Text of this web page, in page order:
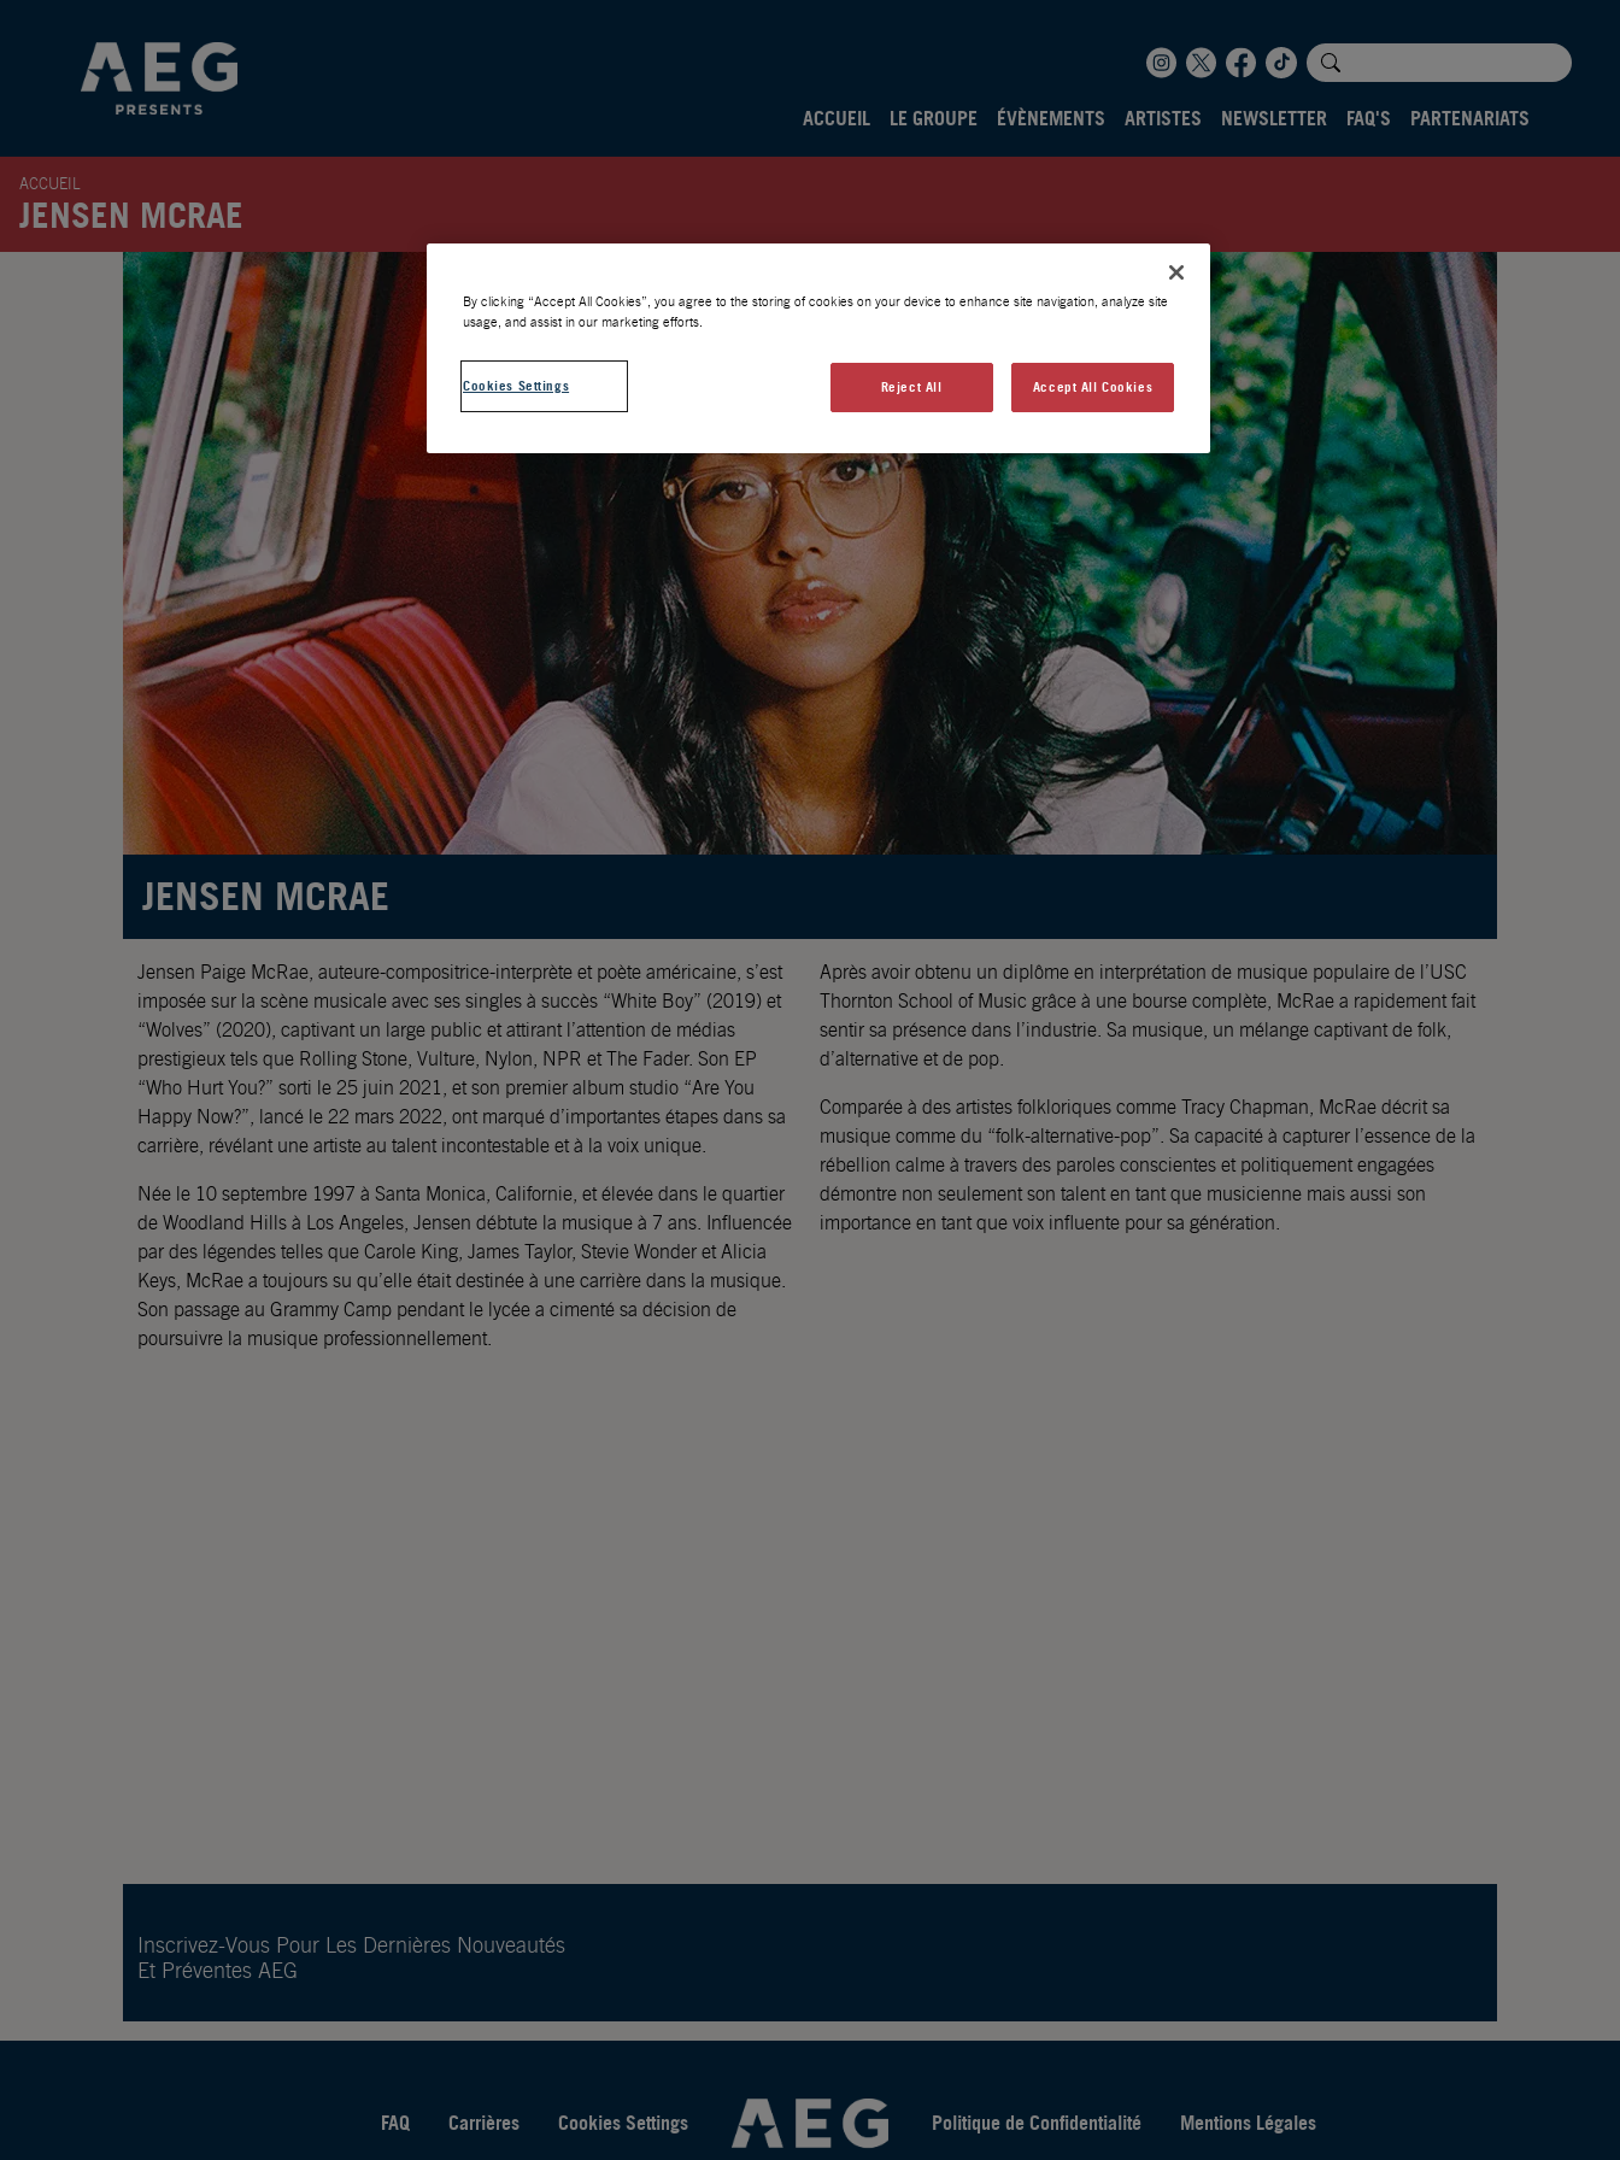
ACCUEIL LE GROUPE ÉVÈNEMENTS ARTISTES NEWSLETTER FAQ'S PARTENARIATS
ACCUEIL
JENSEN MCRAE
JENSEN MCRAE
Jensen Paige McRae, auteure-compositrice-interprète et poète américaine, s’est
imposée sur la scène musicale avec ses singles à succès “White Boy” (2019) et
“Wolves” (2020), captivant un large public et attirant l’attention de médias
prestigieux tels que Rolling Stone, Vulture, Nylon, NPR et The Fader. Son EP
“Who Hurt You?” sorti le 25 juin 2021, et son premier album studio “Are You
Happy Now?”, lancé le 22 mars 2022, ont marqué d’importantes étapes dans sa
carrière, révélant une artiste au talent incontestable et à la voix unique.
Née le 10 septembre 1997 à Santa Monica, Californie, et élevée dans le quartier
de Woodland Hills à Los Angeles, Jensen débtute la musique à 7 ans. Influencée
par des légendes telles que Carole King, James Taylor, Stevie Wonder et Alicia
Keys, McRae a toujours su qu’elle était destinée à une carrière dans la musique.
Son passage au Grammy Camp pendant le lycée a cimenté sa décision de
poursuivre la musique professionnellement.
Après avoir obtenu un diplôme en interprétation de musique populaire de l’USC
Thornton School of Music grâce à une bourse complète, McRae a rapidement fait
sentir sa présence dans l’industrie. Sa musique, un mélange captivant de folk,
d’alternative et de pop.
Comparée à des artistes folkloriques comme Tracy Chapman, McRae décrit sa
musique comme du “folk-alternative-pop”. Sa capacité à capturer l’essence de la
rébellion calme à travers des paroles conscientes et politiquement engagées
démontre non seulement son talent en tant que musicienne mais aussi son
importance en tant que voix influente pour sa génération.
Inscrivez-Vous Pour Les Dernières Nouveautés
Et Préventes AEG
FAQ Carrières Cookies Settings Politique de Confidentialité Mentions Légales
By clicking “Accept All Cookies”, you agree to the storing of cookies on your device to enhance site navigation, analyze site
usage, and assist in our marketing efforts.
Cookies Settings Reject All Accept All Cookies